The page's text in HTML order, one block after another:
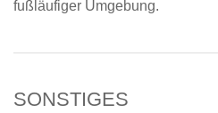
fußläufiger Umgebung.
SONSTIGES